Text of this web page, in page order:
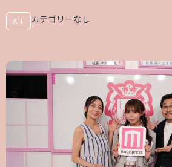
ALL カテゴリーなし